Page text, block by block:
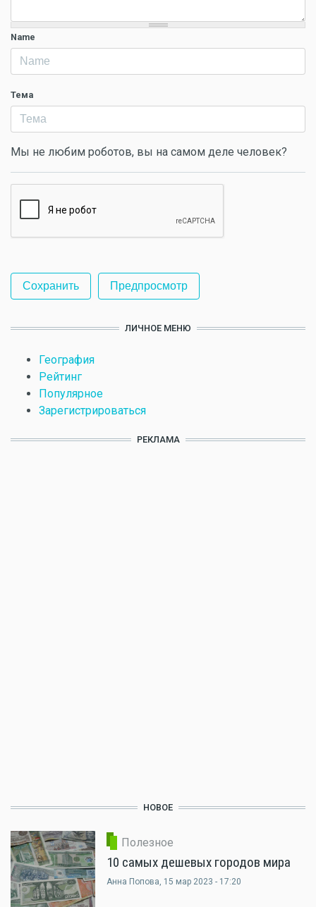
Name
Тема
Мы не любим роботов, вы на самом деле человек?
ЛИЧНОЕ МЕНЮ
География
Рейтинг
Популярное
Зарегистрироваться
РЕКЛАМА
НОВОЕ
Полезное
10 самых дешевых городов мира
Анна Попова, 15 мар 2023 - 17:20